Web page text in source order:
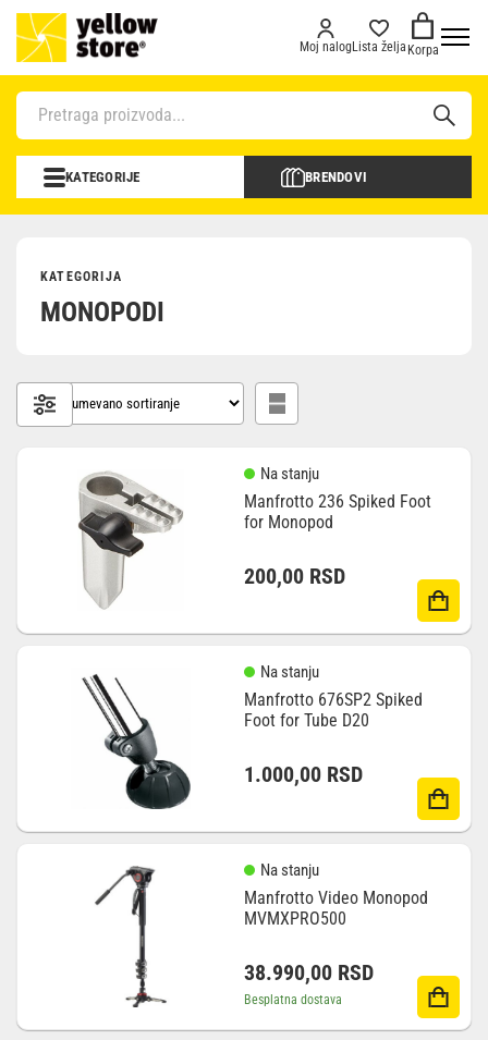
Moj nalogLista želja Korpa
KATEGORIJE BRENDOVI
KATEGORIJA
MONOPODI
Na stanju
Manfrotto 236 Spiked Foot
for Monopod
200,00 RSD
Na stanju
Manfrotto 676SP2 Spiked
Foot for Tube D20
1.000,00 RSD
Na stanju
Manfrotto Video Monopod
MVMXPRO500
38.990,00 RSD
Besplatna dostava